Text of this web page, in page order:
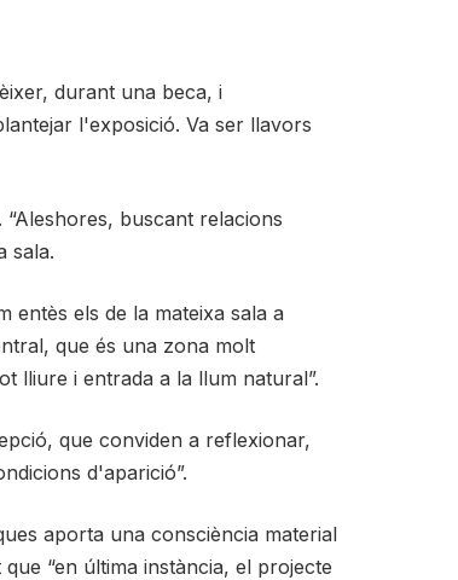
durant una beca, i
l'exposició. Va ser llavors
buscant relacions
sala.
entès els de la mateixa sala a
que és una zona molt
lliure i entrada a la llum natural”.
que conviden a reflexionar,
d'aparició”.
aporta una consciència material
“en última instància, el projecte